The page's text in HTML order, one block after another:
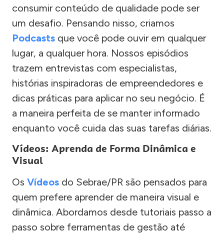
consumir conteúdo de qualidade pode ser
um desafio. Pensando nisso, criamos
Podcasts que você pode ouvir em qualquer
lugar, a qualquer hora. Nossos episódios
trazem entrevistas com especialistas,
histórias inspiradoras de empreendedores e
dicas práticas para aplicar no seu negócio. É
a maneira perfeita de se manter informado
enquanto você cuida das suas tarefas diárias.
Vídeos: Aprenda de Forma Dinâmica e
Visual
Os Vídeos do Sebrae/PR são pensados para
quem prefere aprender de maneira visual e
dinâmica. Abordamos desde tutoriais passo a
passo sobre ferramentas de gestão até